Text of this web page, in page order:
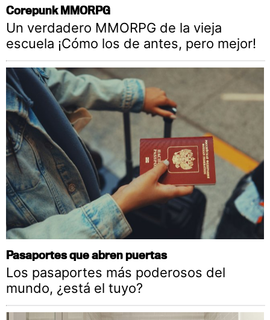
Corepunk MMORPG
Un verdadero MMORPG de la vieja
escuela ¡Cómo los de antes, pero mejor!
Pasaportes que abren puertas
Los pasaportes más poderosos del
mundo, ¿está el tuyo?